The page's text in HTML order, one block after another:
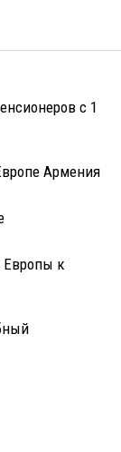
с 1
Армения
Европы к